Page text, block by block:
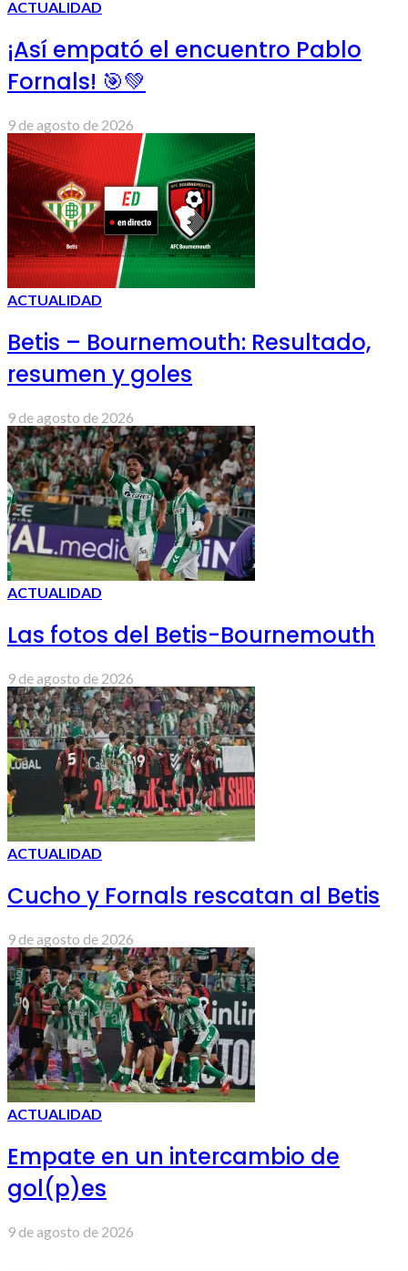
ACTUALIDAD
¡Así empató el encuentro Pablo
Fornals! 🎯💚
9 de agosto de 2026
ACTUALIDAD
Betis – Bournemouth: Resultado,
resumen y goles
9 de agosto de 2026
ACTUALIDAD
Las fotos del Betis-Bournemouth
9 de agosto de 2026
ACTUALIDAD
Cucho y Fornals rescatan al Betis
9 de agosto de 2026
ACTUALIDAD
Empate en un intercambio de
gol(p)es
9 de agosto de 2026